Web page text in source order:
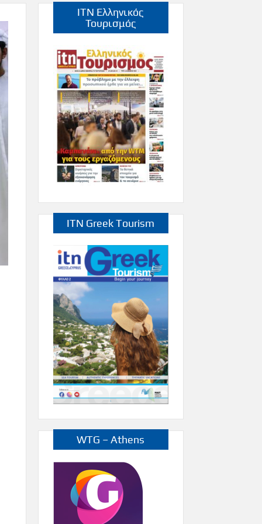
ITN Ελληνικός
Τουρισμός
ITN Greek Tourism
WTG – Athens